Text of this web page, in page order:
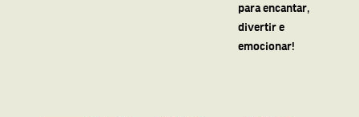
para encantar,
divertir e
emocionar!